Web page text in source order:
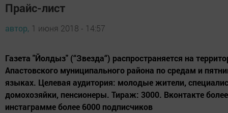
Прайс-лист
автор, 1 июня 2018 - 14:57
Газета "Йолдыз" (“Звезда“) распространяется на
Апастовского муниципального района по средам и
языках. Целевая аудитория: молодые жители,
домохозяйки, пенсионеры. Тираж: 3000. Вконтакте
инстаграмме более 6000 подписчиков